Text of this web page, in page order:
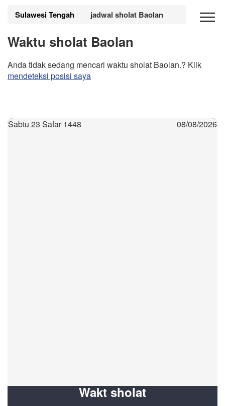
Sulawesi Tengah jadwal sholat Baolan
Waktu sholat Baolan
Anda tidak sedang mencari waktu sholat Baolan.? Klik
mendeteksi posisi saya
Sabtu 23 Safar 1448 08/08/2026
Wakt sholat